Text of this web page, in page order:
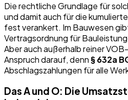
Die rechtliche Grundlage für
und damit auch für die
fest verankert. Im Bauwesen
Vertragsordnung für
Aber auch außerhalb reiner
Anspruch darauf, denn § 632a
Abschlagszahlungen für alle
Das A und O: Die